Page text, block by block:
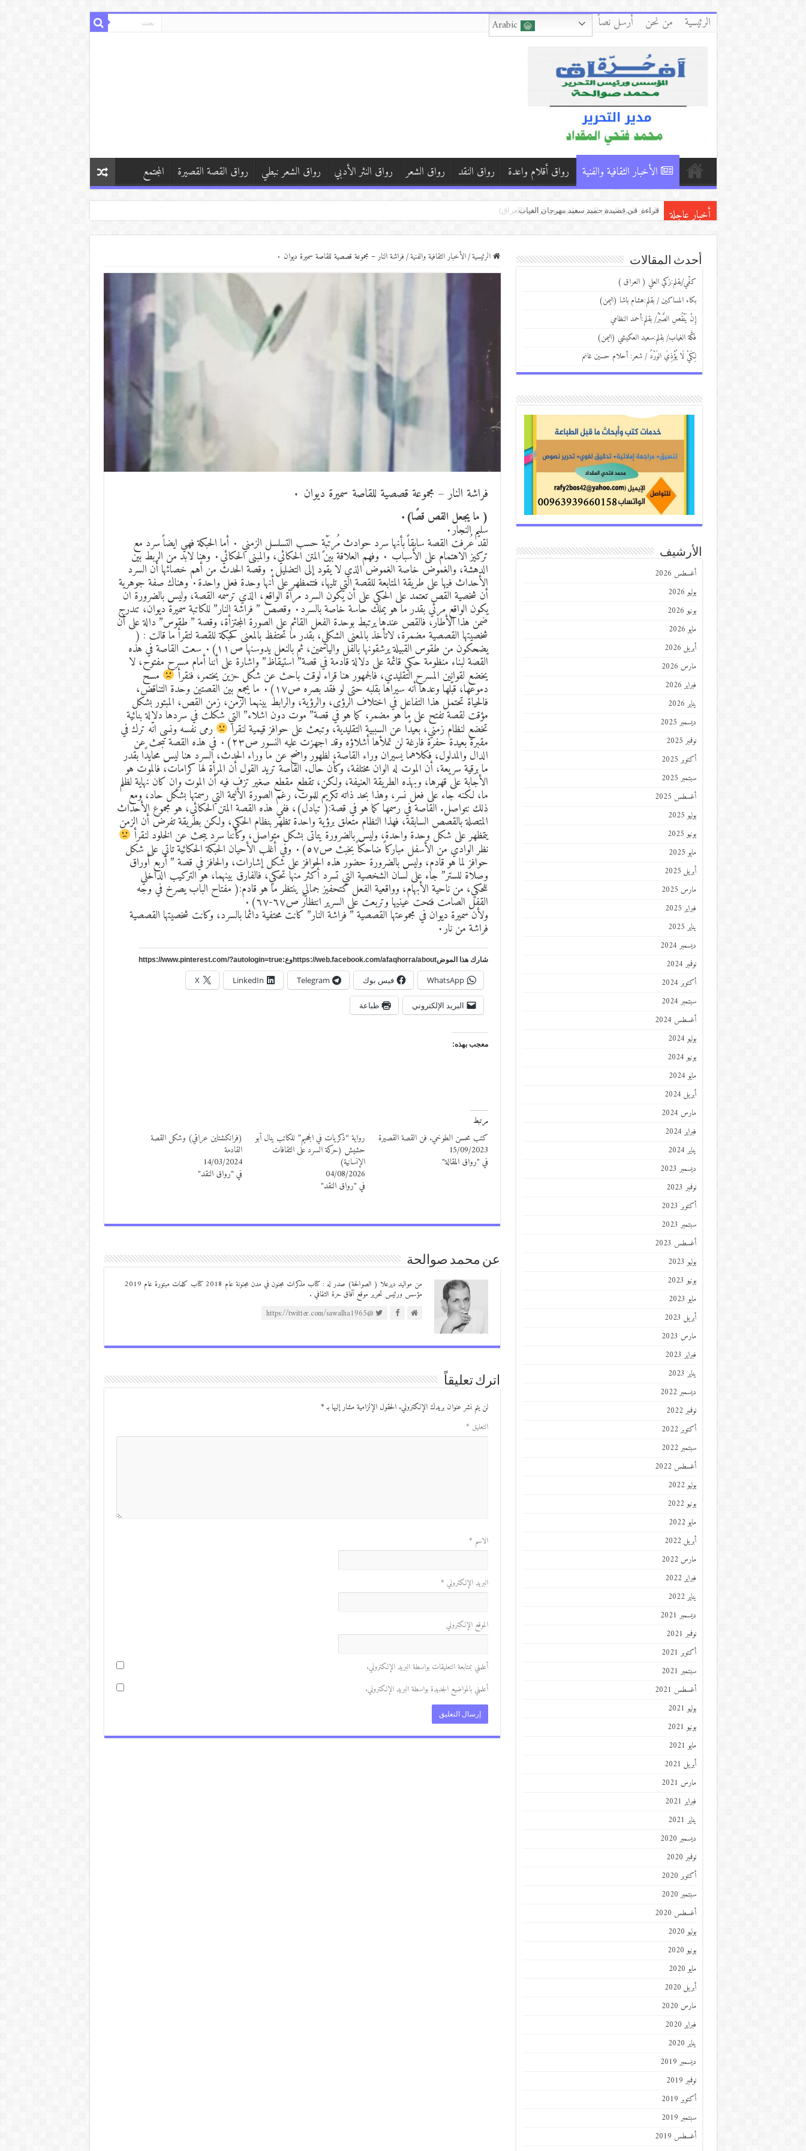
الرئيسية من نحن أرسل نصاً Arabic
الأخبار الثقافية والفنية رواق أقلام واعدة رواق النقد رواق الشعر رواق النثر الأدبي رواق الشعر نبطي رواق القصة القصيرة المجتمع
أخبار عاجلة كفّي/بقلم:زكي العلي ( العراق )
ضفة الغياب/ بقلم:الشاعر استيفات الوالي
الكتاب الذي انتظرته ثلاثين عامًا… «لقد اخترت»
الرئيسية/الأخبار الثقافية والفنية/فراشة النار – مجموعة قصصية للقاصة سميرة ديوان ٠
فراشة النار – مجموعة قصصية للقاصة سميرة ديوان ٠
( ما يجعل القص قصًا)٠
سليم النجار٠
لقد عُرفت القصة سابقاً بأنها سرد حوادث مُرتَبْةٍ حسب التسلسل الزمني ٠ أما الحبكة فهي ايضاً سرد مع
تركيز الاهتمام على الأسباب ٠ وفهم العلاقة بين المتن الحكائي، والمبنى الحكائي٠ وهنا لابد من الربط بين
الدهشة، والغموض خاصة الغموض الذي لا يقود إلى التضليل٠ وقصة الحدث من أهم خصائها أن السرد
الأحداث فيها على طريقة المتابعة للقصة التي تليها، فتتمظهر على أنها وحدة فعل واحدة٠ وهناك صفة جوهرية
أن شخصية القص تعتمد على الحكي على أن يكون السرد مرآة الواقع، الذي ترسمه القصة، وليس بالضرورة ان
يكون الواقع مرئي بقدر ما هو يملك حاسة خاصة بالسرد٠ وقصص ” فراشة النار” للكاتبة سميرة ديوان، تندرج
ضمن هذا الأطار، فالقص عندها يرتبط بوحدة الفعل القائم على الصورة المجتزأة، وقصة ” طقوس” دالة على أن
شخصيتها القصصية مضمرة، لاتأخذ بالمعنى الشكلي، بقدر ما تحتفظ بالمعنى كحبكة للقصة لتقرأ ما قالت : (
يضحكون من طقوس القبيلة يرشقونها بالفل والياسمين، ثم بالنعل يدوسنها ص١١)٠ سعت القاصة في هذه
القصة لبناء منظومة حكي قائمة على دلالة قادمة في قصة” استيقاظ” وإشارة على أننا أمام مسرح مفتوح، لا
يخضع لقوانين المسرح التقليدي، فالجمهور هنا قراء لوقت باحث عن شكل حزين يختمر، فنقرأ مسح
دموعها، قبّلها وعدها أنه سيراها بقلبه حتى لو فقد بصره ص١٧)٠ ما يجمع بين القصتين وحدة التناقض،
فالحياة تحتمل هذا التفاعل في اختلاف الرؤى، والرؤية، والرابط بينهما الزمن، زمن القص، المبتور بشكل
مؤقت لقصة تفتح على ما هو مضمر، كما هو في قصة” موت دون اشلاء” التي شكلت في سردها دلالة بنائية
تخضع لنظام زمني، بعيدًا عن السببية التقليدية، وتبعث على حوافز قيمية لنقرا رمى نفسه ونسى انّه ترك في
مقبرة بعيدة حفرة فارغة لن تملأها أشلاؤه وقد اجهزت عليه النسور ص٢٣)٠ في هذه القصة تبحث عن
الدال والمدلول، فكلاهما يسيران وراء القاصة، لظهور واضح عن ما وراء الحدث، السرد هنا ليس محايدًا بقدر
ما برقية سريعة، أن الموت له الوان مختلفة، وكأن حال. القاصة تريد القول أن المرأة لها كرامات، فالموت هو
الأجابة على قهرها، وبهذه الطريقة العنيفة، ولكن، تقطع مقطع صغير تزف فيه أن الموت وإن كان نهاية لظلم
ما، لكنه جاء على فعل نسر، وهذا بحد ذاته تكريم للموت، رغم الصورة الأليمة التي رسمتها بشكل حاد، ومع
ذلك نتواصل. القاصة في رسمها كما هو في قصة:( تبادل)، ففي هذه القصة المتن الحكائي، هو مجموع الأحداث
المتصلة بالقصص السابقة، فهذا النظام متعلق برؤية واحدة تظهر بنظام الحكي، ولكن بطريقة تفرض أن الزمن
يتمظهر على شكل وحدة واحدة، وليس بالضرورة يتاتى بشكل متواصل، وكأننا سرد يبحث عن الخلود لنقرأ
نظر الوادي من الأسفل مباركاً ضاحكاً بخبث ص٥٧)٠ وفي أغلب الأحيان الحبكة الحكائية تاتي على شكل
حوافز لما هو قادم، وليس بالضرورة حضور هذه الحوافز على شكل إشارات، والحافز في قصة ” أربع أوراق
وصلاة للستر” جاء على لسان الشخصية التي تسرد أكثر منها تحكي، فالفارق بينهما، هو التركيب الداخلي
للحكي، من ناحية الأبهام، وواقعية الفعل كتحفيز جمالي ينتظر ما هو قادم:( مفتاح الباب يصرخ في وجه
القفل الصامت فتحت عينيها وتربعت على السرير انتظارً ص٦٧-٦٧)٠
ولأن سميرة ديوان في مجموعتها القصصية ” فراشة النار” كانت محتفية دائما بالسرد، وكانت شخصيتها القصصية
فراشة من نار٠
شارك هذا الموضhttps://web.facebook.com/afaqhorra/aboutوع:https://www.pinterest.com/?autologin=true
WhatsApp فيس بوك Telegram
LinkedIn
X
البريد الإلكتروني طباعة
معجب بهذه:
مرتبط
كتب محسن الطوخي. فن القصة القصيرة
15/09/2023
في "رواق المقالة"
رواية “ذكريات في الجحيم” للكاتب ينال أبو
حشيش (حركة السرد على الثقافات
الإنسانية)
04/08/2026
في "رواق النقد"
(فرانكشتاين عراقي) وشكل القصة
القادمة
14/03/2024
في "رواق النقد"
عن محمد صوالحة
من مواليد ديرعلا ( الصوالحة) صدر له : كتاب مذكرات مجنون في مدن مجنونة عام 2018 كتاب كلمات مبتورة عام 2019
مؤسس ورئيس تحرير موقع آفاق حرة الثقافي .
@https://twitter.com/sawalha1965
اترك تعليقاً
لن يتم نشر عنوان بريدك الإلكتروني. الحقول الإلزامية مشار إليها بـ*
التعليق *
الاسم *
البريد الإلكتروني *
الموقع الإلكتروني
أعلمني بمتابعة التعليقات بواسطة البريد الإلكتروني.
أعلمني بالمواضيع الجديدة بواسطة البريد الإلكتروني.
أحدث المقالات
كفّي/بقلم:زكي العلي ( العراق )
بكاء المساكين / بقلم:هشام باشا (اليمن)
إِنْ يَنْقُصِ الصَّبْرُ/ بقلم:أحمد النظامي
فكَّة الغياب/ بقلم:سعيد العكيشي (اليمن)
لِكَيْ لَا يُؤْذِيَ الوَرْدُ / شعر: أحلام حسين غانم
الأرشيف
أغسطس 2026
يوليو 2026
يونيو 2026
مايو 2026
أبريل 2026
مارس 2026
فبراير 2026
يناير 2026
ديسمبر 2025
نوفمبر 2025
أكتوبر 2025
سبتمبر 2025
أغسطس 2025
يوليو 2025
يونيو 2025
مايو 2025
أبريل 2025
مارس 2025
فبراير 2025
يناير 2025
ديسمبر 2024
نوفمبر 2024
أكتوبر 2024
سبتمبر 2024
أغسطس 2024
يوليو 2024
يونيو 2024
مايو 2024
أبريل 2024
مارس 2024
فبراير 2024
يناير 2024
ديسمبر 2023
نوفمبر 2023
أكتوبر 2023
سبتمبر 2023
أغسطس 2023
يوليو 2023
يونيو 2023
مايو 2023
أبريل 2023
مارس 2023
فبراير 2023
يناير 2023
ديسمبر 2022
نوفمبر 2022
أكتوبر 2022
سبتمبر 2022
أغسطس 2022
يوليو 2022
يونيو 2022
مايو 2022
أبريل 2022
مارس 2022
فبراير 2022
يناير 2022
ديسمبر 2021
نوفمبر 2021
أكتوبر 2021
سبتمبر 2021
أغسطس 2021
يوليو 2021
يونيو 2021
مايو 2021
أبريل 2021
مارس 2021
فبراير 2021
يناير 2021
ديسمبر 2020
نوفمبر 2020
أكتوبر 2020
سبتمبر 2020
أغسطس 2020
يوليو 2020
يونيو 2020
مايو 2020
أبريل 2020
مارس 2020
فبراير 2020
يناير 2020
ديسمبر 2019
نوفمبر 2019
أكتوبر 2019
سبتمبر 2019
أغسطس 2019